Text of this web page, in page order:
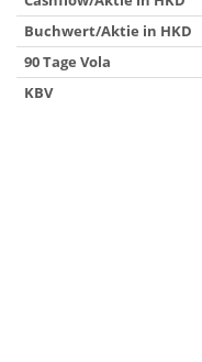
Buchwert/Aktie in HKD
90 Tage Vola
KBV